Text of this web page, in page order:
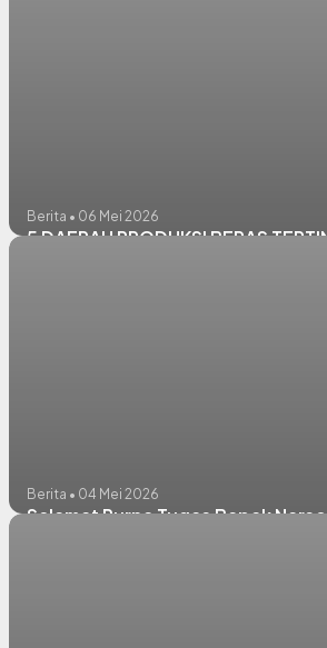
Berita • 06 Mei 2026
5 DAERAH PRODUKSI BERAS
Berita • 04 Mei 2026
Selamat Purna Tugas Bapak